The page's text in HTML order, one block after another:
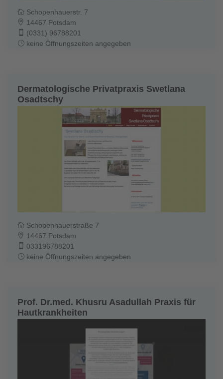
Schopenhauerstr. 7
14467 Potsdam
(0331) 96788201
keine Öffnungszeiten angegeben
Dermatologische Privatpraxis Swetlana
Osadtschy
Schopenhauerstraße 7
14467 Potsdam
033196788201
keine Öffnungszeiten angegeben
Prof. Dr.med. Khusru Asadullah Praxis für
Hautkrankheiten